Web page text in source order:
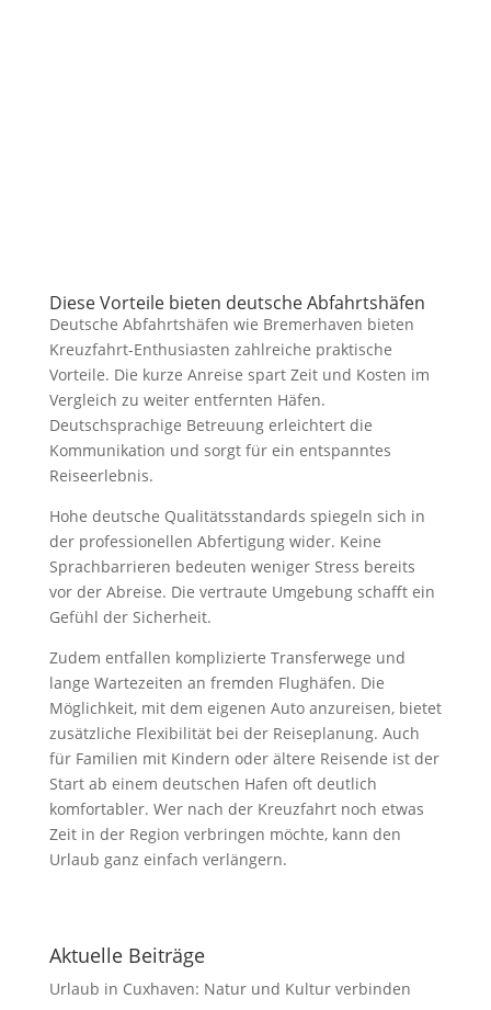
Diese Vorteile bieten deutsche Abfahrtshäfen
Deutsche Abfahrtshäfen wie Bremerhaven bieten
Kreuzfahrt-Enthusiasten zahlreiche praktische
Vorteile. Die kurze Anreise spart Zeit und Kosten im
Vergleich zu weiter entfernten Häfen.
Deutschsprachige Betreuung erleichtert die
Kommunikation und sorgt für ein entspanntes
Reiseerlebnis.
Hohe deutsche Qualitätsstandards spiegeln sich in
der professionellen Abfertigung wider. Keine
Sprachbarrieren bedeuten weniger Stress bereits
vor der Abreise. Die vertraute Umgebung schafft ein
Gefühl der Sicherheit.
Zudem entfallen komplizierte Transferwege und
lange Wartezeiten an fremden Flughäfen. Die
Möglichkeit, mit dem eigenen Auto anzureisen, bietet
zusätzliche Flexibilität bei der Reiseplanung. Auch
für Familien mit Kindern oder ältere Reisende ist der
Start ab einem deutschen Hafen oft deutlich
komfortabler. Wer nach der Kreuzfahrt noch etwas
Zeit in der Region verbringen möchte, kann den
Urlaub ganz einfach verlängern.
Aktuelle Beiträge
Urlaub in Cuxhaven: Natur und Kultur verbinden